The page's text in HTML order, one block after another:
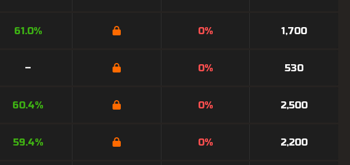
61.0% 0% 1,700
– 0% 530
60.4% 0% 2,500
59.4% 0% 2,200